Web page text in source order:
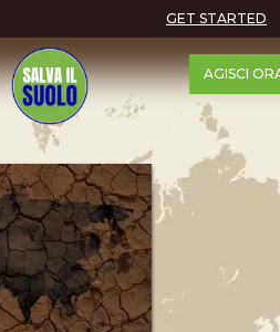
GET STARTED
AGISCI